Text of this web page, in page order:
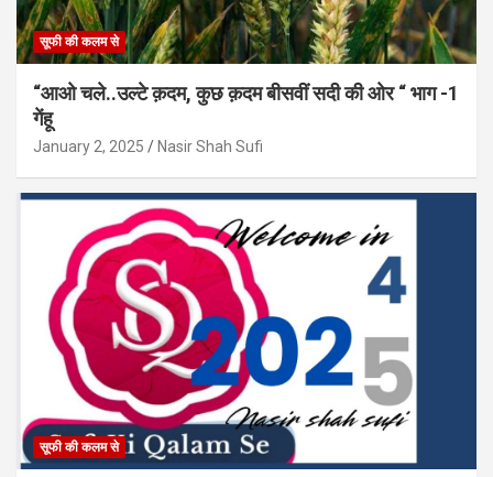
सूफी की कलम से
“आओ चले..उल्टे क़दम, कुछ क़दम बीसवीं सदी की ओर “ भाग -1
गेंहू
January 2, 2025 Nasir Shah Sufi
सूफी की कलम से